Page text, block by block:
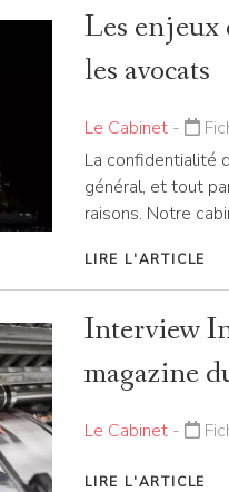
Les enjeux
les avocats
Le Cabinet-
La confidentialité
général, et tout
raisons. Notre
LIRE L'ARTICLE
Interview
magazine
Le Cabinet-
LIRE L'ARTICLE